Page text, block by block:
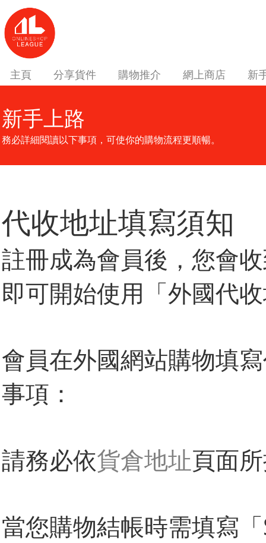
主頁 分享貨件 購物推介 網上商店 新
新手上路
務必詳細閱讀以下事項，可使你的購物流程更順暢。
代收地址填寫須知
註冊成為會員後，您會
即可開始使用「外國代
會員在外國網站購物填
事項：
請務必依貨倉地址頁面
當您購物結帳時需填寫